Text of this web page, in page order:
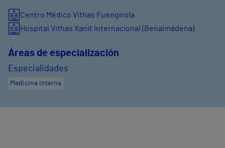
Centro Médico Vithas Fuengirola
Hospital Vithas Xanit Internacional (Benalmádena)
Áreas de especialización
Especialidades
Medicina interna